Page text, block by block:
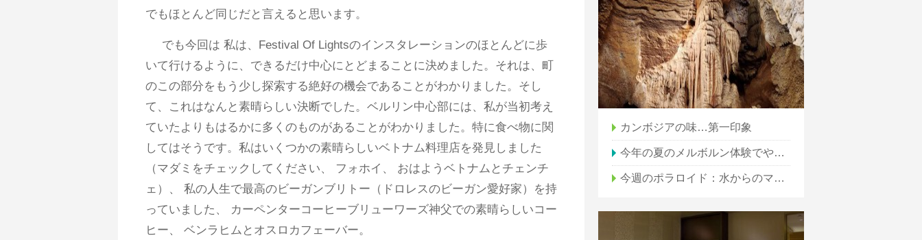
でもほとんど同じだと言えると思います。
でも今回は 私は、Festival Of Lightsのインスタレーションのほとんどに歩
いて行けるように、できるだけ中心にとどまることに決めました。それは、町
のこの部分をもう少し探索する絶好の機会であることがわかりました。そし
て、これはなんと素晴らしい決断でした。ベルリン中心部には、私が当初考え
ていたよりもはるかに多くのものがあることがわかりました。特に食べ物に関
してはそうです。私はいくつかの素晴らしいベトナム料理店を発見しました
（マダミをチェックしてください、 フォホイ、 おはようベトナムとチェンチ
ェ）、 私の人生で最高のビーガンブリトー（ドロレスのビーガン愛好家）を持
っていました、 カーペンターコーヒーブリューワーズ神父での素晴らしいコー
ヒー、 ベンラヒムとオスロカフェーバー。
カンボジアの味…第一印象
今年の夏のメルボルン体験でやるべき5つの素晴らしいこと
今週のポラロイド：水からのマンハッタンのスカイライン